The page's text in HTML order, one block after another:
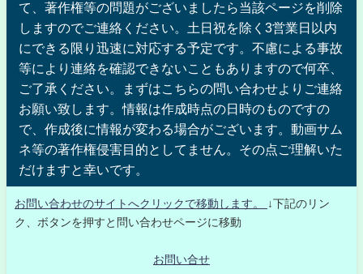
て、著作権等の問題がございましたら当該ページを削除
しますのでご連絡ください。土日祝を除く3営業日以内
にできる限り迅速に対応する予定です。不慮による事故
等により連絡を確認できないこともありますので何卒、
ご了承ください。まずはこちらの問い合わせよりご連絡
お願い致します。情報は作成時点の日時のものですの
で、作成後に情報が変わる場合がございます。動画サム
ネ等の著作権侵害目的としてません。その点ご理解いた
だけますと幸いです。
お問い合わせのサイトへクリックで移動します。
↓下記のリン
ク、ボタンを押すと問い合わせページに移動
お問い合せ